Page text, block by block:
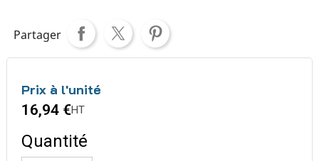
Partager
Prix à l'unité
16,94 €HT
Quantité